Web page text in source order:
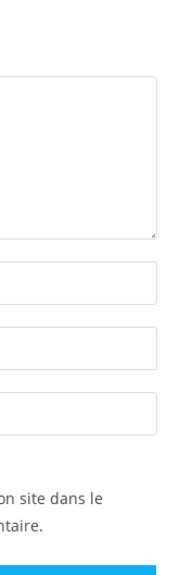
site dans le